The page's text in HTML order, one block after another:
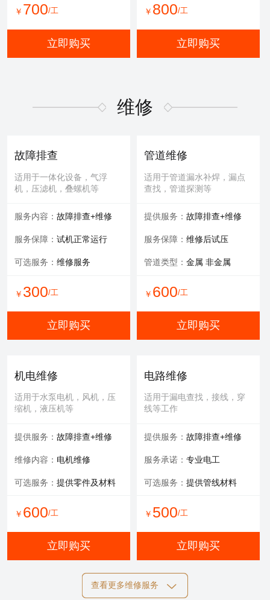
￥ 700/工
立即购买
￥ 800/工
立即购买
维修
故障排查
适用于一体化设备，气浮
机，压滤机，叠螺机等
服务内容： 故障排查+维修
服务保障： 试机正常运行
可选服务： 维修服务
￥ 300/工
立即购买
管道维修
适用于管道漏水补焊，漏点
查找，管道探测等
提供服务： 故障排查+维修
服务保障： 维修后试压
管道类型： 金属 非金属
￥ 600/工
立即购买
机电维修
适用于水泵电机，风机，压
缩机，液压机等
提供服务： 故障排查+维修
维修内容： 电机维修
可选服务： 提供零件及材料
￥ 600/工
立即购买
电路维修
适用于漏电查找，接线，穿
线等工作
提供服务： 故障排查+维修
服务承诺： 专业电工
可选服务： 提供管线材料
￥ 500/工
立即购买
膜清洗
查看更多维修服务